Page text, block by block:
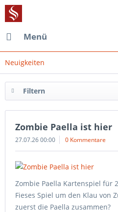
Menü
Neuigkeiten
Filtern
Zombie Paella ist hier
27.07.26 00:00 0 Kommentare
Zombie Paella Kartenspiel für
Fieses Spiel um den Klau von
zuerst die Paella zusammen?